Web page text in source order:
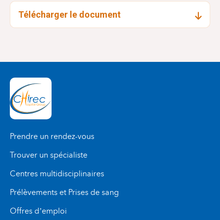
Mme Dominique JANSSENS
Télécharger le document
Prendre un rendez-vous
Trouver un spécialiste
Centres multidisciplinaires
Prélèvements et Prises de sang
Offres d’emploi